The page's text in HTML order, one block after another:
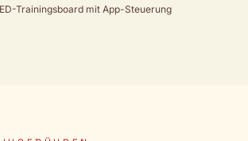
Trainingsboard mit App-Steuerung